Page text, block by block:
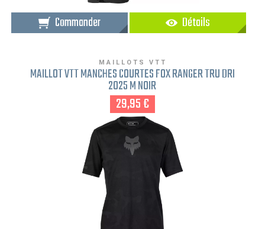
Commander Détails
MAILLOTS VTT
MAILLOT VTT MANCHES COURTES FOX RANGER TRU DRI
2025 M NOIR
29,95 €